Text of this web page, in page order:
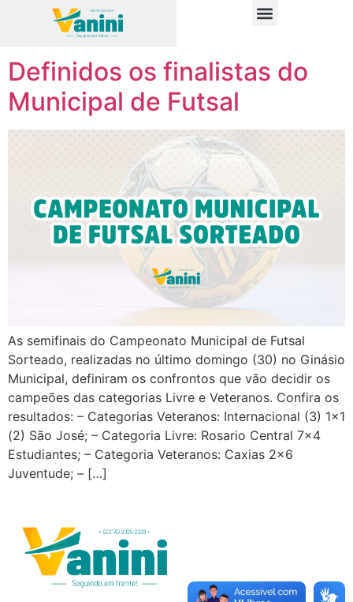
Tag:livre
Definidos os finalistas do
Municipal de Futsal
As semifinais do Campeonato Municipal de Futsal
Sorteado, realizadas no último domingo (30) no Ginásio
Municipal, definiram os confrontos que vão decidir os
campeões das categorias Livre e Veteranos. Confira os
resultados: – Categorias Veteranos: Internacional (3) 1×1
(2) São José; – Categoria Livre: Rosario Central 7×4
Estudiantes; – Categoria Veteranos: Caxias 2×6
Juventude; – […]